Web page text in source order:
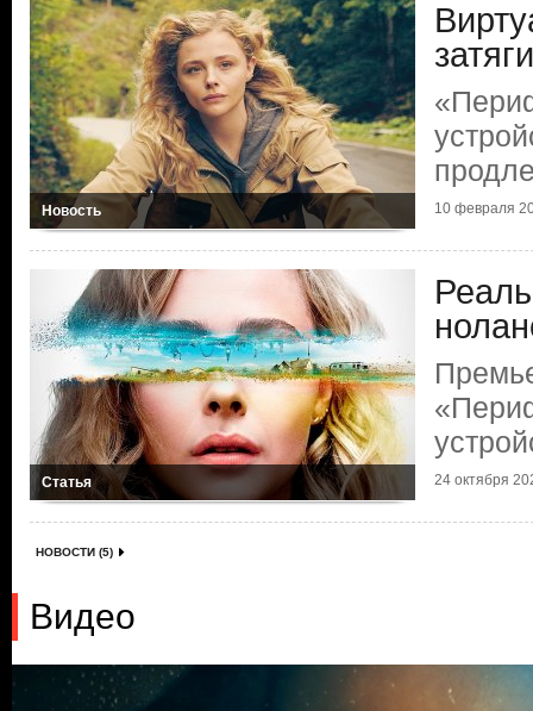
Новость 10 февраля
Статья 24 октября
НОВОСТИ (5)
Видео